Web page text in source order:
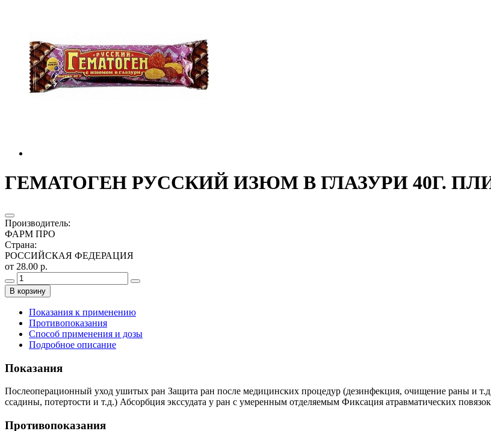
ГЕМАТОГЕН РУССКИЙ ИЗЮМ В ГЛАЗУРИ 40Г.
Производитель:
ФАРМ ПРО
Страна:
РОССИЙСКАЯ ФЕДЕРАЦИЯ
от 28.00 р.
В корзину
Показания к применению
Противопоказания
Способ применения и дозы
Подробное описание
Показания
Послеоперационный уход ушитых ран Защита ран после медицинских процедур (дезинфекция, очищение раны и
ссадины, потертости и т.д.) Абсорбция экссудата у ран с умеренным отделяемым Фиксация атравматических повязок
Противопоказания